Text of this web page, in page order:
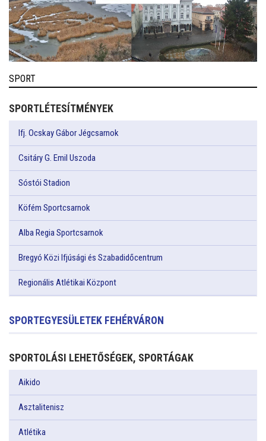
SPORT
SPORTLÉTESÍTMÉNYEK
Ifj. Ocskay Gábor Jégcsarnok
Csitáry G. Emil Uszoda
Sóstói Stadion
Köfém Sportcsarnok
Alba Regia Sportcsarnok
Bregyó Közi Ifjúsági és Szabadidőcentrum
Regionális Atlétikai Központ
SPORTEGYESÜLETEK FEHÉRVÁRON
SPORTOLÁSI LEHETŐSÉGEK, SPORTÁGAK
Aikido
Asztalitenisz
Atlétika